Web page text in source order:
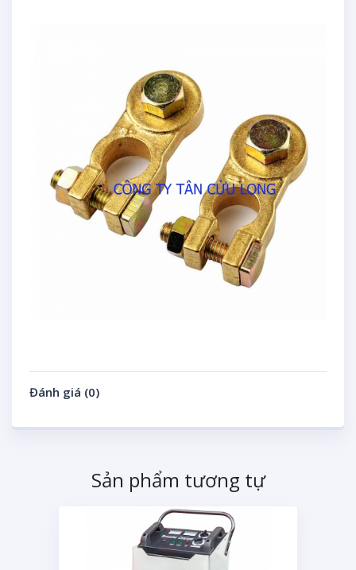
Đánh giá (0)
Sản phẩm tương tự